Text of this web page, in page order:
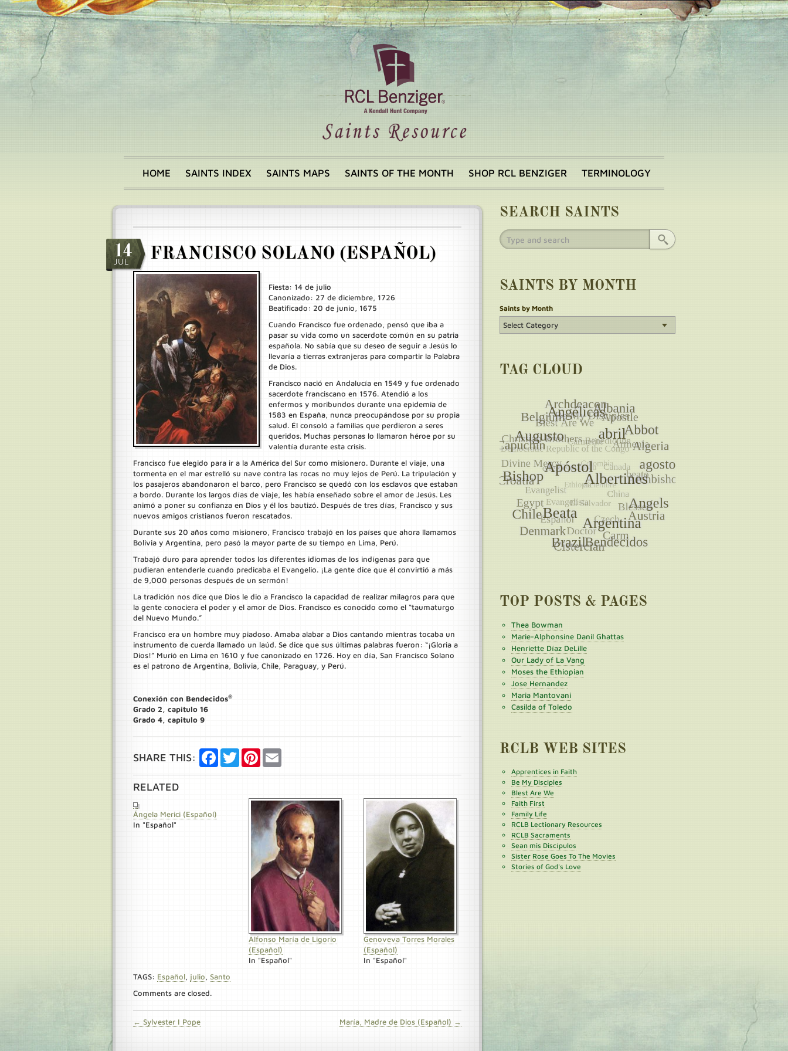
Skip
to
main
content
Main
menu
HOME SAINTS INDEX SAINTS MAPS SAINTS OF THE MONTH SHOP RCL BENZIGER TERMINOLOGY
14
JUL FRANCISCO SOLANO (ESPAÑOL)
Fiesta: 14 de julio
Canonizado: 27 de diciembre, 1726
Beatificado: 20 de junio, 1675
Cuando Francisco fue ordenado, pensó que iba a
pasar su vida como un sacerdote común en su patria
española. No sabía que su deseo de seguir a Jesús lo
llevaría a tierras extranjeras para compartir la Palabra
de Dios.
Francisco nació en Andalucía en 1549 y fue ordenado
sacerdote franciscano en 1576. Atendió a los
enfermos y moribundos durante una epidemia de
1583 en España, nunca preocupándose por su propia
salud. Él consoló a familias que perdieron a seres
queridos. Muchas personas lo llamaron héroe por su
valentía durante esta crisis.
Francisco fue elegido para ir a la América del Sur como misionero. Durante el viaje, una
tormenta en el mar estrelló su nave contra las rocas no muy lejos de Perú. La tripulación y
los pasajeros abandonaron el barco, pero Francisco se quedó con los esclavos que estaban
a bordo. Durante los largos días de viaje, les había enseñado sobre el amor de Jesús. Les
animó a poner su confianza en Dios y él los bautizó. Después de tres días, Francisco y sus
nuevos amigos cristianos fueron rescatados.
Durante sus 20 años como misionero, Francisco trabajó en los países que ahora llamamos
Bolivia y Argentina, pero pasó la mayor parte de su tiempo en Lima, Perú.
Trabajó duro para aprender todos los diferentes idiomas de los indígenas para que
pudieran entenderle cuando predicaba el Evangelio. ¡La gente dice que él convirtió a más
de 9,000 personas después de un sermón!
La tradición nos dice que Dios le dio a Francisco la capacidad de realizar milagros para que
la gente conociera el poder y el amor de Dios. Francisco es conocido como el “taumaturgo
del Nuevo Mundo.”
Francisco era un hombre muy piadoso. Amaba alabar a Dios cantando mientras tocaba un
instrumento de cuerda llamado un laúd. Se dice que sus últimas palabras fueron: “¡Gloria a
Dios!” Murió en Lima en 1610 y fue canonizado en 1726. Hoy en día, San Francisco Solano
es el patrono de Argentina, Bolivia, Chile, Paraguay, y Perú.
Conexión con Bendecidos®
Grado 2, capitulo 16
Grado 4, capitulo 9
SHARE THIS: FacebookTwitterPinterest
RELATED
Ángela Merici (Español)
In "Español"
Alfonso María de Ligorio
(Español)
In "Español"
Genoveva Torres Morales
(Español)
In "Español"
TAGS: Español julio Santo
Comments are closed.
← Sylvester I Pope María, Madre de Dios (Español) →
SEARCH SAINTS
SAINTS BY MONTH
Saints by Month
TAG CLOUD
TOP POSTS & PAGES
Thea Bowman
Marie-Alphonsine Danil Ghattas
Henriette Díaz DeLille
Our Lady of La Vang
Moses the Ethiopian
Jose Hernandez
Maria Mantovani
Casilda of Toledo
RCLB WEB SITES
Apprentices in Faith
Be My Disciples
Blest Are We
Faith First
Family Life
RCLB Lectionary Resources
RCLB Sacraments
Sean mis Discípulos
Sister Rose Goes To The Movies
Stories of God's Love